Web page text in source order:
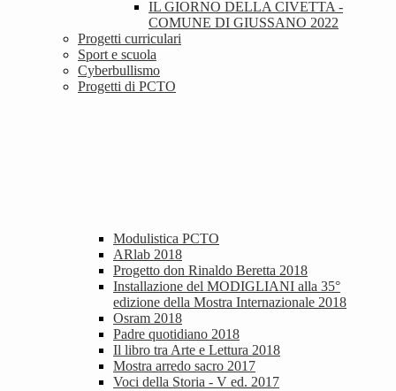
IL GIORNO DELLA CIVETTA -
COMUNE DI GIUSSANO 2022
Progetti curriculari
Sport e scuola
Cyberbullismo
Progetti di PCTO
Modulistica PCTO
ARlab 2018
Progetto don Rinaldo Beretta 2018
Installazione del MODIGLIANI alla 35°
edizione della Mostra Internazionale 2018
Osram 2018
Padre quotidiano 2018
Il libro tra Arte e Lettura 2018
Mostra arredo sacro 2017
Voci della Storia - V ed. 2017